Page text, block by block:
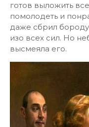
готов выложить
помолодеть и
даже сбрил
изо всех сил. Но
высмеяла его.